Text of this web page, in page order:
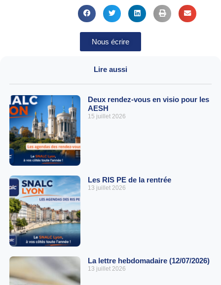
Nous écrire
Lire aussi
Deux rendez-vous en visio pour les
AESH
15 juillet 2026
Les RIS PE de la rentrée
13 juillet 2026
La lettre hebdomadaire (12/07/2026)
13 juillet 2026